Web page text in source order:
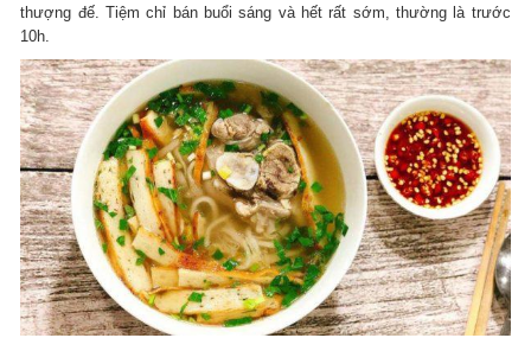
thượng đế. Tiệm chỉ bán buổi sáng và hết rất sớm, thường là trước
10h.